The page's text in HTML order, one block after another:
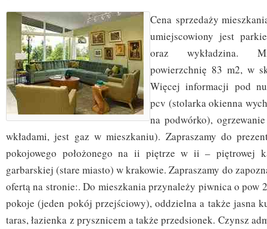
Cena sprzedaży
umiejscowiony jest
oraz wykładzina.
powierzchnię 83 m2, w
Więcej informacji pod
pcv (stolarka okienna
na podwórko),
wkładami, jest gaz w mieszkaniu). Zapraszamy do
pokojowego położonego na ii piętrze w ii – piętrowej
garbarskiej (stare miasto) w krakowie. Zapraszamy do
ofertą na stronie:. Do mieszkania przynależy piwnica o pow
pokoje (jeden pokój przejściowy), oddzielna a także jasna
taras, łazienka z prysznicem a także przedsionek. Czynsz